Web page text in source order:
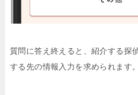
質問に答え終えると、紹介する探
する先の情報入力を求められます。